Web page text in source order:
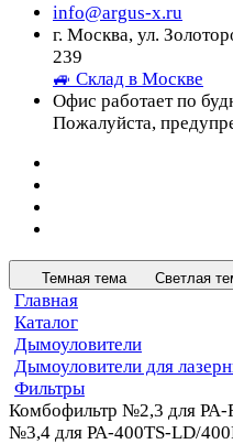
info@argus-x.ru
г. Москва, ул.
239
🚙 Склад в Москве
Офис работает по
Пожалуйста,
Темная тема Светлая
Главная
Каталог
Дымоуловители
Дымоуловители для
Фильтры
Комбофильтр №2,3 для PA-
№3,4 для PA-400TS-LD/